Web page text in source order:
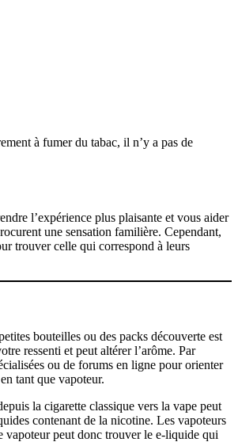
à fumer du tabac, il n’y a pas de
l’expérience plus plaisante et vous aider
une sensation familière. Cependant,
trouver celle qui correspond à leurs
bouteilles ou des packs découverte est
ressenti et peut altérer l’arôme. Par
ou de forums en ligne pour orienter
tant que vapoteur.
la cigarette classique vers la vape peut
contenant de la nicotine. Les vapoteurs
vapoteur peut donc trouver le e-liquide qui